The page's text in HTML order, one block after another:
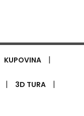
KUPOVINA |
| 3D TURA |